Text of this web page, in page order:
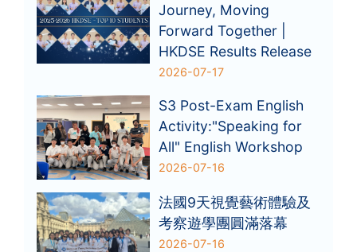
Journey, Moving
Forward Together |
HKDSE Results Release
2026-07-17
S3 Post-Exam English
Activity:"Speaking for
All" English Workshop
2026-07-16
法國9天視覺藝術體驗及
考察遊學團圓滿落幕
2026-07-16